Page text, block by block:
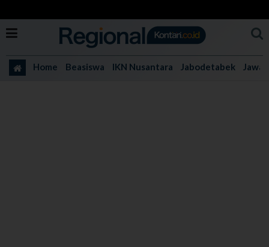
Home Beasiswa IKN Nusantara Jabodetabek Jawa